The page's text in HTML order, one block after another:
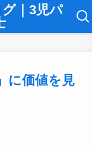
｜3児パ
に価値を見